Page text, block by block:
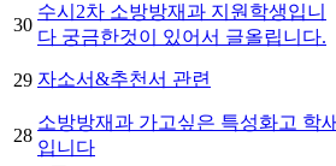
30
수시2차 소방방재과 지원학생입니
다 궁금한것이 있어서 글올립니다.
29 자소서&추천서 관련
28
소방방재과 가고싶은 특성화고 학새
입니다